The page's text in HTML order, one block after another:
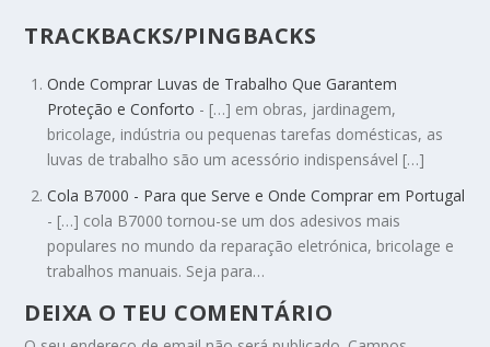
TRACKBACKS/PINGBACKS
Onde Comprar Luvas de Trabalho Que Garantem
Proteção e Conforto - […] em obras, jardinagem,
bricolage, indústria ou pequenas tarefas domésticas, as
luvas de trabalho são um acessório indispensável […]
Cola B7000 - Para que Serve e Onde Comprar em Portugal
- […] cola B7000 tornou-se um dos adesivos mais
populares no mundo da reparação eletrónica, bricolage e
trabalhos manuais. Seja para…
DEIXA O TEU COMENTÁRIO